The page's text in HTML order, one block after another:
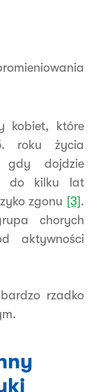
kobiet, które
roku życia
dojdzie
do kilku lat
zgonu [3].
chorych
aktywności
rzadko